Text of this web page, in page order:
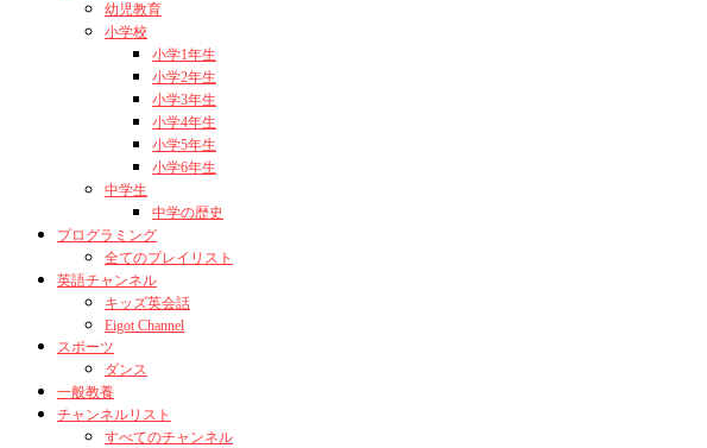
幼児教育
小学校
小学1年生
小学2年生
小学3年生
小学4年生
小学5年生
小学6年生
中学生
中学の歴史
プログラミング
全てのプレイリスト
英語チャンネル
キッズ英会話
Eigot Channel
スポーツ
ダンス
一般教養
チャンネルリスト
すべてのチャンネル